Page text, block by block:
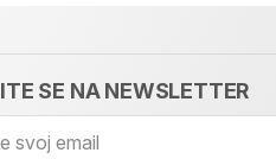
SE NA NEWSLETTER